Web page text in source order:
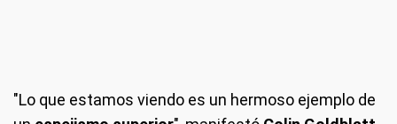
"Lo que estamos viendo es un hermoso ejemplo de